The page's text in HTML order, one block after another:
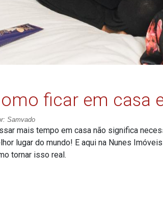
ficar em casa
Samvado
mais tempo em casa não significa
lugar do mundo! E aqui na Nunes
tornar isso real.